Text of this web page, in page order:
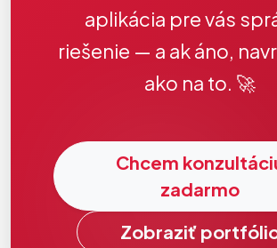
aplikácia pre vás
riešenie — a ak áno,
ako na to. 🚀
Chcem
zadarmo
Zobraziť